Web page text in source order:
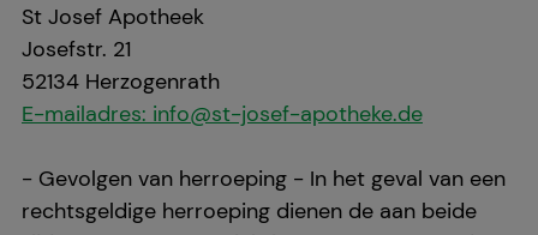
St Josef Apotheek
Josefstr. 21
52134 Herzogenrath
E-mailadres: info@st-josef-apotheke.de
- Gevolgen van herroeping - In het geval van een
rechtsgeldige herroeping dienen de aan beide